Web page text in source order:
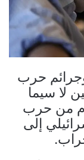
حرب
لا سيما
من حرب
إلى